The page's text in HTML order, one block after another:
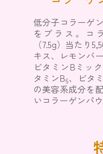
低分子コラーゲ
をプラス。コ
（7.5g）当たり
キス、レモンバ
ビタミンBミッ
タミンB6、ビタ
の美容系成分を
いコラーゲンパ